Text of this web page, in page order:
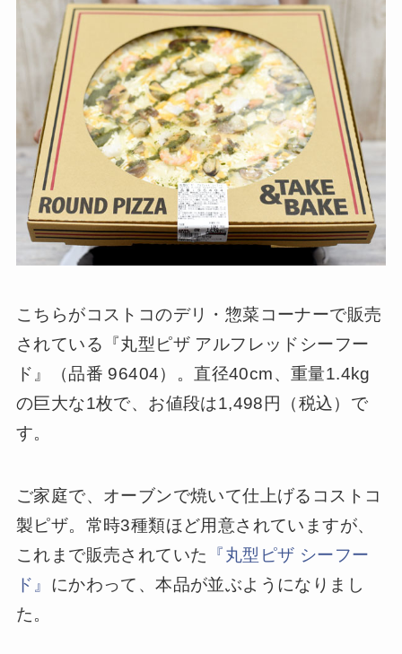
こちらがコストコのデリ・惣菜コーナーで販売
されている『丸型ピザ アルフレッドシーフー
ド』（品番 96404）。直径40cm、重量1.4kg
の巨大な1枚で、お値段は1,498円（税込）で
す。
ご家庭で、オーブンで焼いて仕上げるコストコ
製ピザ。常時3種類ほど用意されていますが、
これまで販売されていた
『丸型ピザ シーフー
ド』 にかわって、本品が並ぶようになりまし
た。